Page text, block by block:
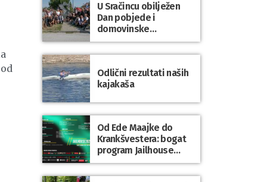
U Sračincu obilježen
Dan pobjede i
domovinske
zahvalnosti te Dan
hrvatskih branitelja
Odlični rezultati naših
kajakaša
Od Ede Maajke do
Krankšvestera: bogat
program Jailhouse
Festivala 2026. u
Lepoglavi